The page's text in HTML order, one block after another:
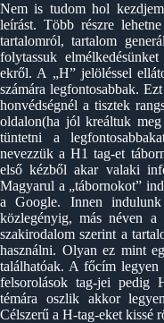
Nem is tudom hol
leírást. Több részre
tartalomról, tartalom
folytassuk
ekről. A „H” jelöléssel
számára legfontosabbak.
honvédségnél a tisztek
oldalon(ha jól kreáltuk
tüntetni a
nevezzük a H1 tag-et
első kézből akar valaki
Magyarul a „tábornokot”
a Google. Innen
közlegényig, más néven a
szakirodalom szerint a
használni. Olyan ez mint
találhatóak. A főcím
felsorolások tag-jei
témára oszlik akkor
Célszerű a H-tag-eket kissé